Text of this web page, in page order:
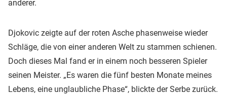
anderer.
Djokovic zeigte auf der roten Asche phasenweise wieder
Schläge, die von einer anderen Welt zu stammen schienen.
Doch dieses Mal fand er in einem noch besseren Spieler
seinen Meister. „Es waren die fünf besten Monate meines
Lebens, eine unglaubliche Phase“, blickte der Serbe zurück.